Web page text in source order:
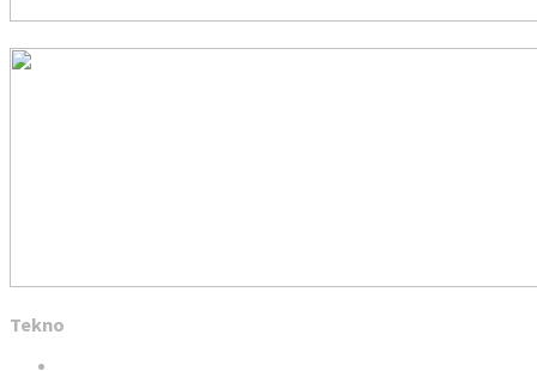
Tekno